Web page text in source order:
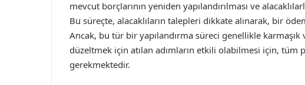
mevcut borçlarının yeniden yapılandırılması ve
Bu süreçte, alacaklıların talepleri dikkate alınarak, bir
Ancak, bu tür bir yapılandırma süreci genellikle karmaşık
düzeltmek için atılan adımların etkili olabilmesi için, tüm
gerekmektedir.